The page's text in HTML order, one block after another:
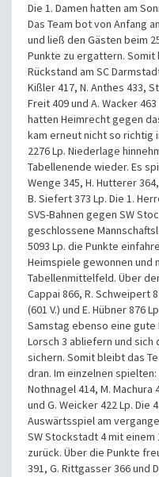
Die 1. Damen hatten am
Das Team bot von Anfang
und ließ den Gästen beim
Punkte zu ergattern.
Rückstand am SC
Kißler 417, N. Anthes 433,
Freit 409 und A. Wacker 463
hatten Heimrecht gegen
kam erneut nicht so richtig
2276 Lp. Niederlage
Tabellenende wieder. Es
Wenge 345, H. Hutterer
B. Siefert 373 Lp. Die 1.
SVS-Bahnen gegen SW
geschlossene
5093 Lp. die Punkte
Heimspiele gewonnen und
Tabellenmittelfeld. Über
Cappai 866, R. Schweipert
(601 V.) und E. Hübner 876
Samstag ebenso eine gute
Lorsch 3 abliefern und sich
sichern. Somit bleibt das
dran. Im einzelnen spielten:
Nothnagel 414, M. Machura
und G. Weicker 422 Lp. Die
Auswärtsspiel am
SW Stockstadt 4 mit einem
zurück. Über die Punkte
391, G. Rittgasser 366 und